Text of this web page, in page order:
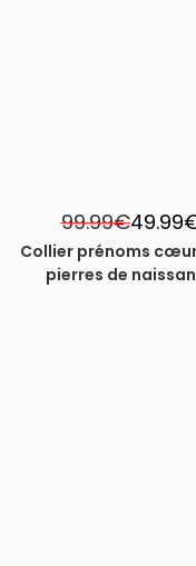
99.99€49.99
Collier prénoms
pierres de